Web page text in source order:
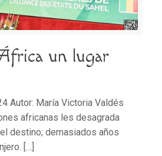
un lugar
Autor: María Victoria Valdés
africanas les desagrada
destino; demasiados años
[…]